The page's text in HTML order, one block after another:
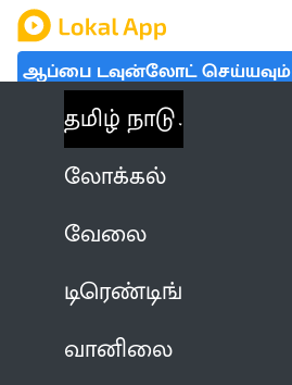
ஆப்பை டவுன்லோட் செய்யவும்
தமிழ் நாடு
லோக்கல்
வேலை
டிரெண்டிங்
வானிலை